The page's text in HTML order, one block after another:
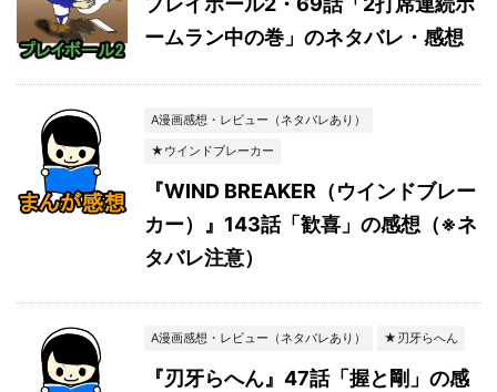
ームラン中の巻」のネタバレ・感想
A漫画感想・レビュー（ネタバレあり）
★ウインドブレーカー
『WIND BREAKER（ウインドブレー
カー）』143話「歓喜」の感想（※ネ
タバレ注意）
A漫画感想・レビュー（ネタバレあり） ★刃牙らへん
『刃牙らへん』47話「握と剛」の感